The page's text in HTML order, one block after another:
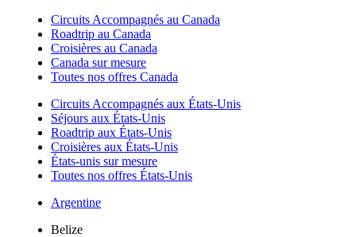
Circuits Accompagnés au Canada
Roadtrip au Canada
Croisières au Canada
Canada sur mesure
Toutes nos offres Canada
Circuits Accompagnés aux États-Unis
Séjours aux États-Unis
Roadtrip aux États-Unis
Croisières aux États-Unis
États-unis sur mesure
Toutes nos offres États-Unis
Argentine
Belize